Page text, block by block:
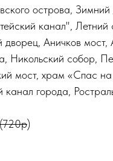
острова,
канал", Летний
Аничков мост,
Никольский собор,
мост, храм «Спас
города,
(720р)